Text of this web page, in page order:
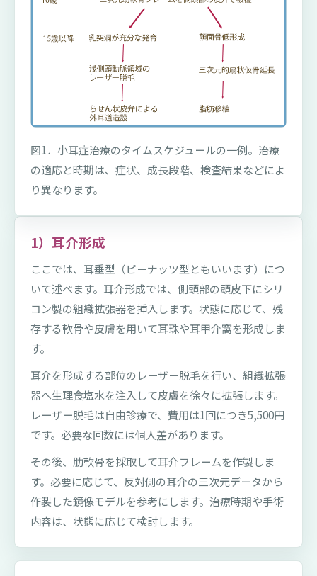
図1．小耳症治療のタイムスケジュールの一例。治療
の適応と時期は、症状、成長段階、検査結果などによ
り異なります。
1）耳介形成
ここでは、耳垂型（ピーナッツ型ともいいます）につ
いて述べます。耳介形成では、側頭部の頭皮下にシリ
コン製の組織拡張器を挿入します。状態に応じて、残
存する軟骨や皮膚を用いて耳珠や耳甲介窩を形成しま
す。
耳介を形成する部位のレーザー脱毛を行い、組織拡張
器へ生理食塩水を注入して皮膚を徐々に拡張します。
レーザー脱毛は自由診療で、費用は1回につき5,500円
です。必要な回数には個人差があります。
その後、肋軟骨を採取して耳介フレームを作製しま
す。必要に応じて、反対側の耳介の三次元データから
作製した鏡像モデルを参考にします。治療時期や手術
内容は、状態に応じて検討します。